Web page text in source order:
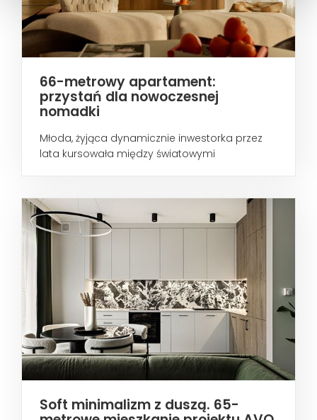
66-metrowy apartament:
przystań dla nowoczesnej
nomadki
Młoda, żyjąca dynamicznie inwestorka przez
lata kursowała między światowymi
Soft minimalizm z duszą. 65-